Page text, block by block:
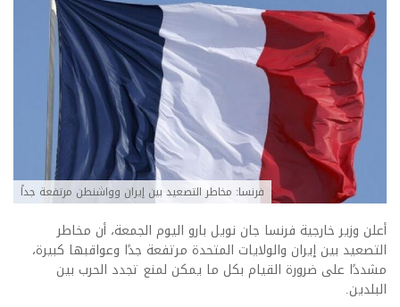
فرنسا: مخاطر التصعيد بين إيران وواشنطن مرتفعة جداً
أعلن وزير خارجية فرنسا جان نويل بارو اليوم الجمعة، أن مخاطر
التصعيد بين إيران والولايات المتحدة مرتفعة جدًا وعواقبها كبيرة،
مشددًا على ضرورة القيام بكل ما يمكن لمنع تجدد الحرب بين
البلدين.